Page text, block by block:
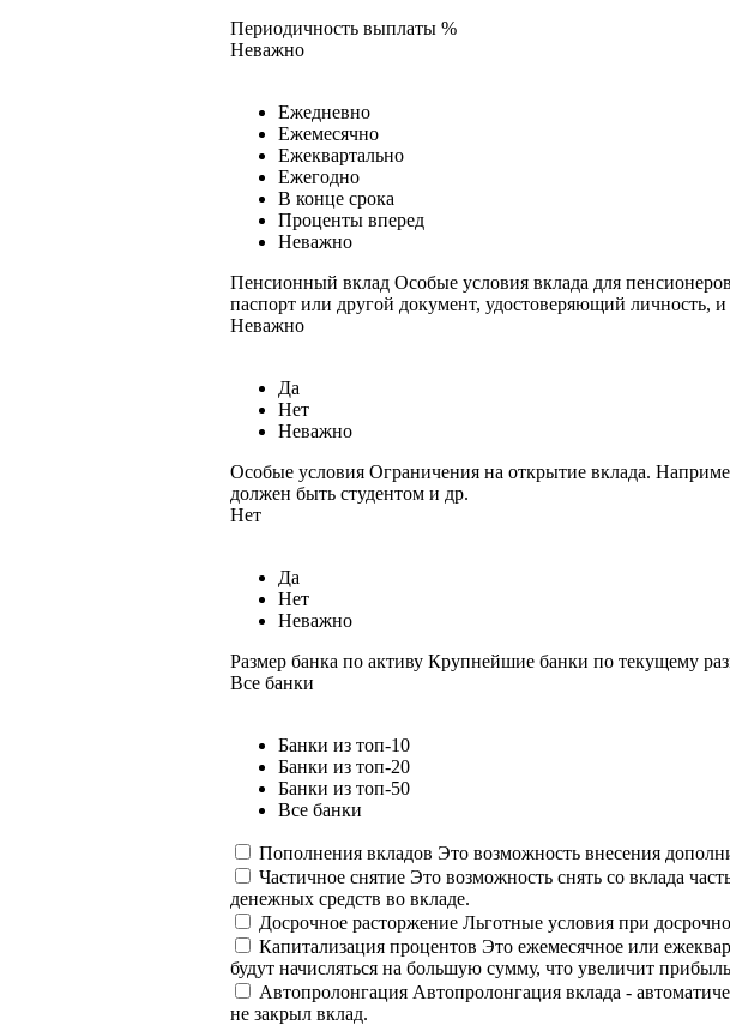
Периодичность выплаты %
Неважно
Ежедневно
Ежемесячно
Ежеквартально
Ежегодно
В конце срока
Проценты вперед
Неважно
Пенсионный вклад Особые условия вклада для
паспорт или другой документ, удостоверяющий личность,
Неважно
Да
Нет
Неважно
Особые условия Ограничения на открытие вклада.
должен быть студентом и др.
Нет
Да
Нет
Неважно
Размер банка по активу Крупнейшие банки по текущему
Все банки
Банки из топ-10
Банки из топ-20
Банки из топ-50
Все банки
Пополнения вкладов Это возможность внесения
Частичное снятие Это возможность снять со вклада
денежных средств во вкладе.
Досрочное расторжение Льготные условия при
Капитализация процентов Это ежемесячное или
будут начисляться на большую сумму, что увеличит
Автопролонгация Автопролонгация вклада -
не закрыл вклад.